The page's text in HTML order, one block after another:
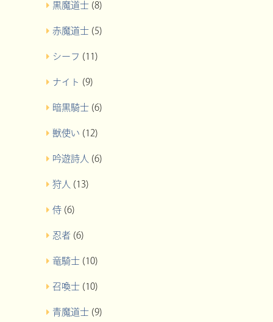
黒魔道士 (8)
赤魔道士 (5)
シーフ (11)
ナイト (9)
暗黒騎士 (6)
獣使い (12)
吟遊詩人 (6)
狩人 (13)
侍 (6)
忍者 (6)
竜騎士 (10)
召喚士 (10)
青魔道士 (9)